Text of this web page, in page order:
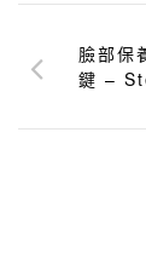
臉部保
鍵 –